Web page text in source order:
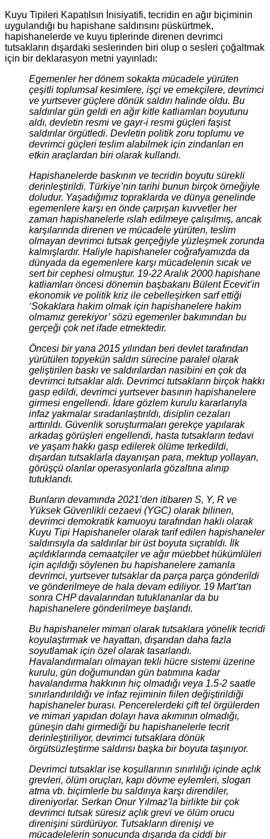
Kuyu Tipileri Kapatılsın İnisiyatifi, tecridin en ağır biçiminin
uygulandığı bu hapishane saldırısını püskürtmek,
hapishanelerde ve kuyu tiplerinde direnen devrimci
tutsakların dışardaki seslerinden biri olup o sesleri çoğaltmak
için bir deklarasyon metni yayınladı:
Egemenler her dönem sokakta mücadele yürüten
çeşitli toplumsal kesimlere, işçi ve emekçilere, devrimci
ve yurtsever güçlere dönük saldırı halinde oldu. Bu
saldırılar gün geldi en ağır kitle katliamları boyutunu
aldı, devletin resmi ve gayr-i resmi güçleri faşist
saldırılar örgütledi. Devletin politik zoru toplumu ve
devrimci güçleri teslim alabilmek için zindanları en
etkin araçlardan biri olarak kullandı.
Hapishanelerde baskının ve tecridin boyutu sürekli
derinleştirildi. Türkiye’nin tarihi bunun birçok örneğiyle
doludur. Yaşadığımız topraklarda ve dünya genelinde
egemenlere karşı en önde çarpışan kuvvetler her
zaman hapishanelerle ıslah edilmeye çalışılmış, ancak
karşılarında direnen ve mücadele yürüten, teslim
olmayan devrimci tutsak gerçeğiyle yüzleşmek zorunda
kalmışlardır. Haliyle hapishaneler coğrafyamızda da
dünyada da egemenlere karşı mücadelenin sıcak ve
sert bir cephesi olmuştur. 19-22 Aralık 2000 hapishane
katliamları öncesi dönemin başbakanı Bülent Ecevit’in
ekonomik ve politik kriz ile cebelleşirken sarf ettiği
‘Sokaklara hakim olmak için hapishanelere hakim
olmamız gerekiyor’ sözü egemenler bakımından bu
gerçeği çok net ifade etmektedir.
Öncesi bir yana 2015 yılından beri devlet tarafından
yürütülen topyekün saldırı sürecine paralel olarak
geliştirilen baskı ve saldırılardan nasibini en çok da
devrimci tutsaklar aldı. Devrimci tutsakların birçok hakkı
gasp edildi, devrimci yurtsever basının hapishanelere
girmesi engellendi. İdare gözlem kurulu kararlarıyla
infaz yakmalar sıradanlaştırıldı, disiplin cezaları
arttırıldı. Güvenlik soruşturmaları gerekçe yapılarak
arkadaş görüşleri engellendi, hasta tutsakların tedavi
ve yaşam hakkı gasp edilerek ölüme terkedildi,
dışardan tutsaklarla dayanışan para, mektup yollayan,
görüşçü olanlar operasyonlarla gözaltına alınıp
tutuklandı.
Bunların devamında 2021’den itibaren S, Y, R ve
Yüksek Güvenlikli cezaevi (YGC) olarak bilinen,
devrimci demokratik kamuoyu tarafından haklı olarak
Kuyu Tipi Hapishaneler olarak tarif edilen hapishaneler
saldırısıyla da saldırılar bir üst boyuta sıçratıldı. İlk
açıldıklarında cemaatçiler ve ağır müebbet hükümlüleri
için açıldığı söylenen bu hapishanelere zamanla
devrimci, yurtsever tutsaklar da parça parça gönderildi
ve gönderilmeye de hala devam ediliyor. 19 Mart’tan
sonra CHP davalarından tutuklananlar da bu
hapishanelere gönderilmeye başlandı.
Bu hapishaneler mimari olarak tutsaklara yönelik tecridi
koyulaştırmak ve hayattan, dışarıdan daha fazla
soyutlamak için özel olarak tasarlandı.
Havalandırmaları olmayan tekli hücre sistemi üzerine
kurulu, gün doğumundan gün batımına kadar
havalandırma hakkının hiç olmadığı veya 1.5-2 saatle
sınırlandırıldığı ve infaz rejiminin fiilen değiştirildiği
hapishaneler burası. Pencerelerdeki çift tel örgülerden
ve mimari yapıdan dolayı hava akımının olmadığı,
güneşin dahi girmediği bu hapishanelerle tecrit
derinleştiriliyor, devrimci tutsaklara dönük
örgütsüzleştirme saldırısı başka bir boyuta taşınıyor.
Devrimci tutsaklar ise koşullarının sınırlılığı içinde açlık
grevleri, ölüm oruçları, kapı dövme eylemleri, slogan
atma vb. biçimlerle bu saldırıya karşı direndiler,
direniyorlar. Serkan Onur Yılmaz’la birlikte bir çok
devrimci tutsak süresiz açlık grevi ve ölüm orucu
direnişini sürdürüyor. Tutsakların direnişi ve
mücadelelerin sonucunda dışarıda da ciddi bir